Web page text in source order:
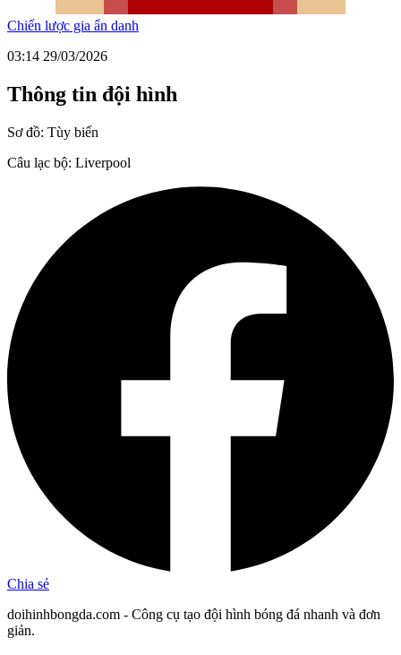
Chiến lược gia ẩn danh
03:14 29/03/2026
Thông tin đội hình
Sơ đồ: Tùy biến
Câu lạc bộ: Liverpool
Chia sẻ
doihinhbongda.com - Công cụ tạo đội hình bóng đá nhanh và đơn
giản.